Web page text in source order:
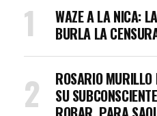
WAZE A LA NICA:
BURLA LA
ROSARIO
SU